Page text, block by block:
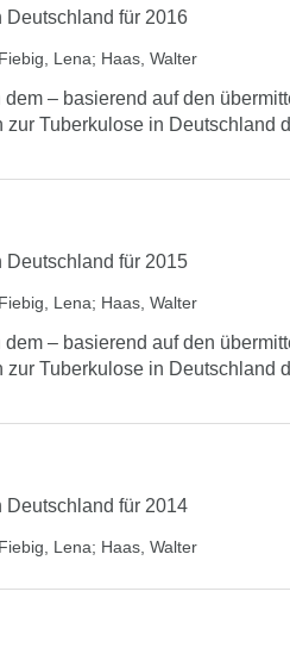
Deutschland für 2016
Fiebig, Lena; Haas, Walter
– basierend auf den
Tuberkulose in Deutschland
Deutschland für 2015
Fiebig, Lena; Haas, Walter
– basierend auf den
Tuberkulose in Deutschland
Deutschland für 2014
Fiebig, Lena; Haas, Walter